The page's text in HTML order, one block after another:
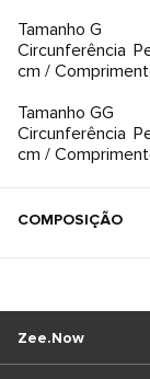
Tamanho G
Circunferência
cm /
Tamanho GG
Circunferência
cm /
COMPOSIÇÃO
Zee.Now